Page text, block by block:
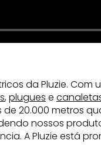
da Pluzie.
,plugues e
de 20.000
nossos
A Pluzie está